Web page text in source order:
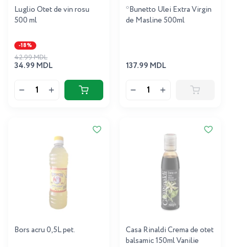
Luglio Otet de vin rosu
500 ml
-18%
34.99 MDL
42.99 MDL
*Bunetto Ulei Extra Virgin
de Masline 500ml
137.99 MDL
Bors acru 0,5L pet.
Casa Rinaldi Crema de otet
bаlsamic 150ml Vanilie